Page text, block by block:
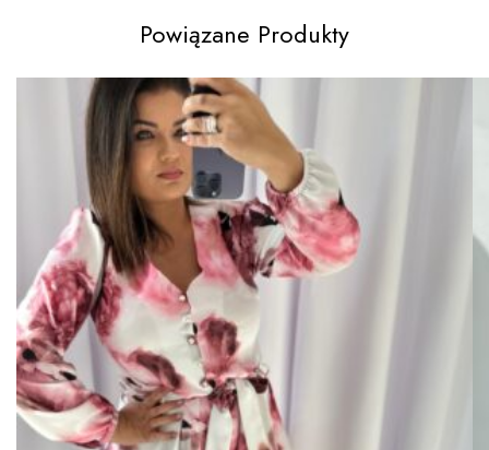
Powiązane Produkty